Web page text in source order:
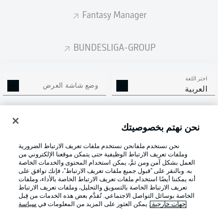
Fantasy Manager
BUNDESLIGA-GROUP
اختر اللغة
العربية وضع شاشة العرض
تسجيل الدخولنحن نهتم بخصوصيتك
نحن نستخدم ملفانحن نستخدم ملفات تعريف الارتباط الضرورية
وملفات تعريف الارتباط الوظيفية حتى يتمكن موقعنا الإلكتروني من
العمل بشكل آمن ومن ثمَّ، يمكن استخدام المحتوى والخدمات الخاصة
به. وبالنقر على "قبول جميع ملفات تعريف الارتباط"، فإنك توافق على
أنه يمكننا أيضًا استخدام ملفات تعريف الارتباط الخاصة بالأداء، وملفات
تعريف الارتباط الخاصة بالتسويق والتحليل، وملفات تعريف الارتباط
الخاصة بوسائل التواصل الاجتماعي. تُقدَّم بعض هذه الخدمات من قِبل
جهات خارجية . يمكن العثور على المزيد من المعلومات في سياسة